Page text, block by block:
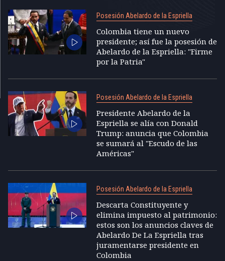
Posesión Abelardo de la Espriella
Colombia tiene un nuevo
presidente; así fue la posesión de
Abelardo de la Espriella: "Firme
por la Patria"
Posesión Abelardo de la Espriella
Presidente Abelardo de la
Espriella se alía con Donald
Trump: anuncia que Colombia
se sumará al "Escudo de las
Américas"
Posesión Abelardo de la Espriella
Descarta Constituyente y
elimina impuesto al patrimonio:
estos son los anuncios claves de
Abelardo De La Espriella tras
juramentarse presidente en
Colombia